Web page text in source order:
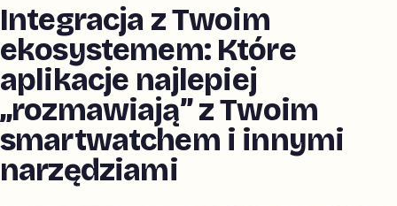
Integracja z Twoim
ekosystemem: Które
aplikacje najlepiej
„rozmawiają” z Twoim
smartwatchem i innymi
narzędziami